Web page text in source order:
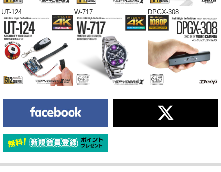
UT-124 W-717 DPGX-308